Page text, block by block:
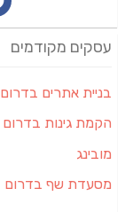
עסקים מקודמים
בניית אתרים בדרום
הקמת גינות בדרום
מובינג
מסעדת שף בדרום